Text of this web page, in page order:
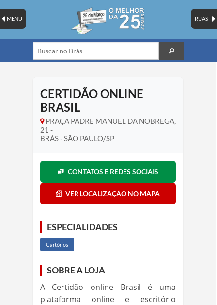
RUAS
MENU
CERTIDÃO ONLINE
BRASIL
PRAÇA PADRE MANUEL DA NOBREGA,
21 -
BRÁS - SÃO PAULO/SP
CONTATOS E REDES SOCIAIS
VER LOCALIZAÇÃO NO MAPA
ESPECIALIDADES
Cartórios
SOBRE A LOJA
A Certidão online Brasil é uma
plataforma online e escritório